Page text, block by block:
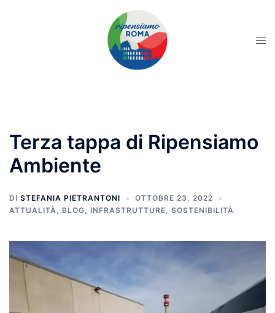
Terza tappa di Ripensiamo
Ambiente
DI STEFANIA PIETRANTONI
OTTOBRE 23, 2022
ATTUALITÀ, BLOG, INFRASTRUTTURE, SOSTENIBILITÀ